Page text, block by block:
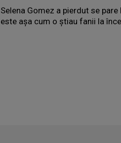
Selena Gomez a pierdut se
este așa cum o știau fanii la